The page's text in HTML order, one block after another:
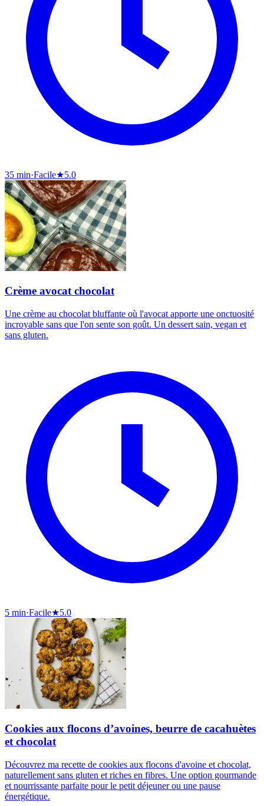
35 min·Facile★5.0
Crème avocat chocolat
Une crème au chocolat bluffante où l'avocat apporte une onctuosité
incroyable sans que l'on sente son goût. Un dessert sain, vegan et
sans gluten.
5 min·Facile★5.0
Cookies aux flocons d’avoines, beurre de cacahuètes
et chocolat
Découvrez ma recette de cookies aux flocons d'avoine et chocolat,
naturellement sans gluten et riches en fibres. Une option gourmande
et nourrissante parfaite pour le petit déjeuner ou une pause
énergétique.